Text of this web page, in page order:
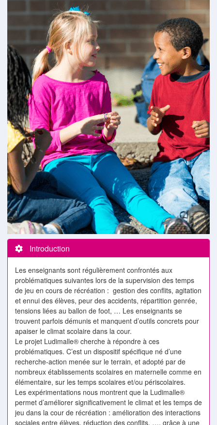
Introduction
Les enseignants sont régulièrement confrontés aux
problématiques suivantes lors de la supervision des temps
de jeu en cours de récréation : gestion des conflits, agitation
et ennui des élèves, peur des accidents, répartition genrée,
tensions liées au ballon de foot, … Les enseignants se
trouvent parfois démunis et manquent d’outils concrets pour
apaiser le climat scolaire dans la cour.
Le projet Ludimalle® cherche à répondre à ces
problématiques. C’est un dispositif spécifique né d’une
recherche-action menée sur le terrain, et adopté par de
nombreux établissements scolaires en maternelle comme en
élémentaire, sur les temps scolaires et/ou périscolaires.
Les expérimentations nous montrent que la Ludimalle®
permet d’améliorer significativement le climat et les temps de
jeu dans la cour de récréation : amélioration des interactions
sociales entre élèves, réduction des conflits, …. grâce à une